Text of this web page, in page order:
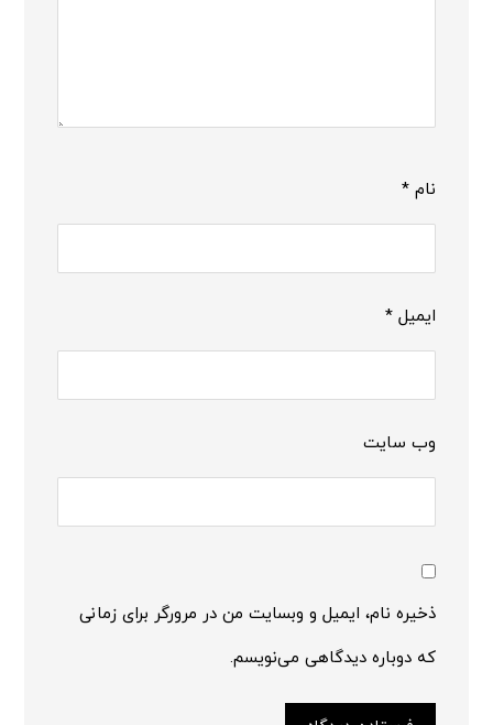
نام*
ایمیل*
وب‌ سایت
ذخیره نام، ایمیل و وبسایت من در مرورگر برای زمانی
که دوباره دیدگاهی می‌نویسم.